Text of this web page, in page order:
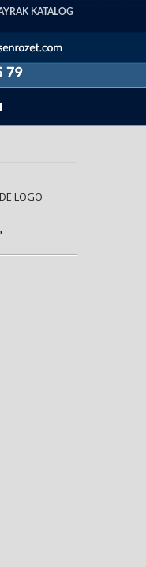
KATALOG
LOGO